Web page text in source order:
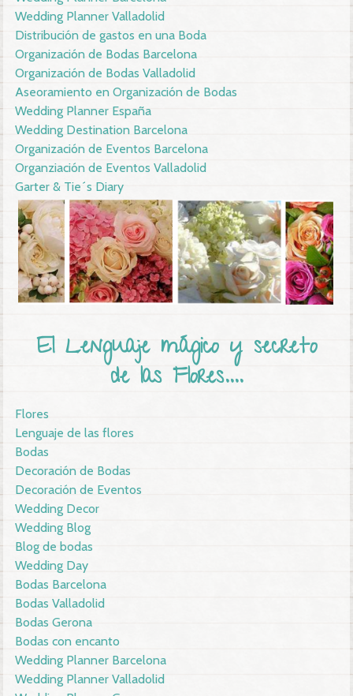
Wedding Planner Valladolid
Distribución de gastos en una Boda
Organización de Bodas Barcelona
Organización de Bodas Valladolid
Aseoramiento en Organización de Bodas
Wedding Planner España
Wedding Destination Barcelona
Organización de Eventos Barcelona
Organziación de Eventos Valladolid
Garter & Tie´s Diary
El Lenguaje mágico y secreto
de las Flores....
Flores
Lenguaje de las flores
Bodas
Decoración de Bodas
Decoración de Eventos
Wedding Decor
Wedding Blog
Blog de bodas
Wedding Day
Bodas Barcelona
Bodas Valladolid
Bodas Gerona
Bodas con encanto
Wedding Planner Barcelona
Wedding Planner Valladolid